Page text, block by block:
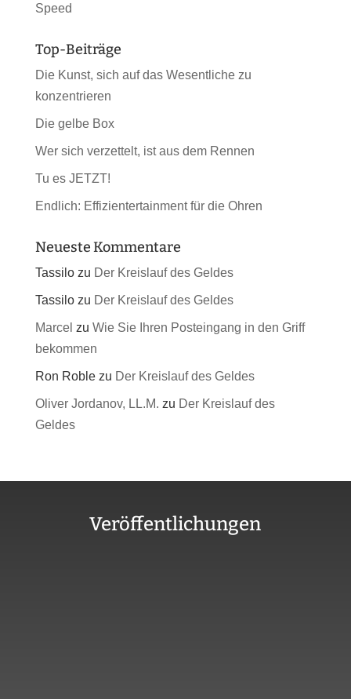
Speed
Top-Beiträge
Die Kunst, sich auf das Wesentliche zu
konzentrieren
Die gelbe Box
Wer sich verzettelt, ist aus dem Rennen
Tu es JETZT!
Endlich: Effizientertainment für die Ohren
Neueste Kommentare
Tassilozu Der Kreislauf des Geldes
Tassilozu Der Kreislauf des Geldes
Marcel zu Wie Sie Ihren Posteingang in den Griff
bekommen
Ron Roblezu Der Kreislauf des Geldes
Oliver Jordanov, LL.M. zu Der Kreislauf des
Geldes
Veröffentlichungen